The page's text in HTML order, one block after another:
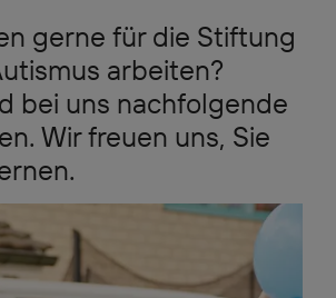
gerne für die Stiftung
arbeiten?
bei uns nachfolgende
Wir freuen uns, Sie